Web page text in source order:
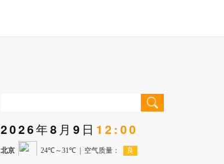
2026年8月9日 12:00